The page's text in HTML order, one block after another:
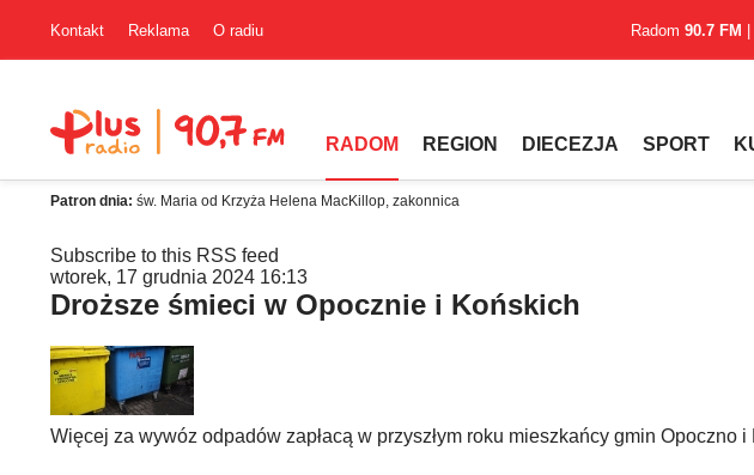
Kontakt Reklama O radiu Radom 90.7 FM
RADOM REGION DIECEZJA SPORT
Patron dnia: św. Maria od Krzyża Helena MacKillop, zakonnica
Subscribe to this RSS feed
wtorek, 17 grudnia 2024 16:13
Droższe śmieci w Opocznie i Końskich
Więcej za wywóz odpadów zapłacą w przyszłym roku mieszkańcy gmin Opoczno i